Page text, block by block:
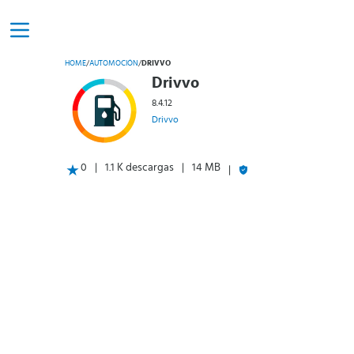
HOME/AUTOMOCIÓN/ DRIVVO
Drivvo
8.4.12
Drivvo
0 1.1 K descargas 14 MB